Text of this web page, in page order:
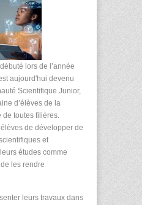
lors de l’année
aujourd'hui devenu
Scientifique Junior,
d’élèves de la
de toutes filières.
de développer de
et
études comme
les rendre
leurs travaux dans